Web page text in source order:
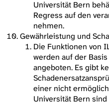
Universität Bern
Regress auf den
nehmen.
Gewährleistung und
Die Funktionen von
werden auf der
angeboten. Es gibt
einer nicht
Universität Bern